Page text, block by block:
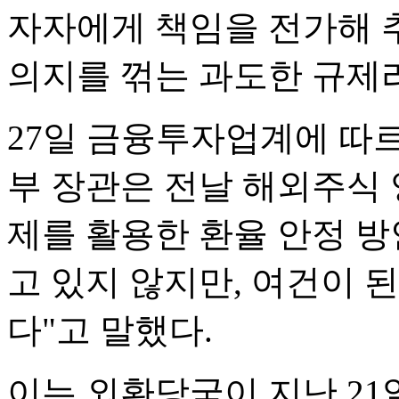
자자에게 책임을 전가해
의지를 꺾는 과도한 규제
27일 금융투자업계에 따
부 장관은 전날 해외주식
제를 활용한 환율 안정
고 있지 않지만, 여건이
다"고 말했다.